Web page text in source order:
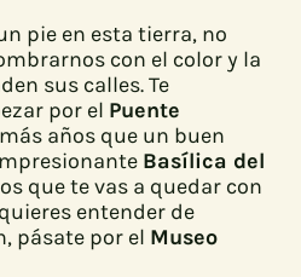
pie en esta tierra, no
con el color y la
sus calles. Te
por el Puente
años que un buen
Basílica del
que te vas a quedar con
entender de
pásate por el Museo